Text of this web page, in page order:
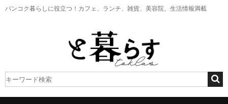
バンコク暮らしに役立つ！ カフェ、ランチ、雑貨、美容院、生活情報満載